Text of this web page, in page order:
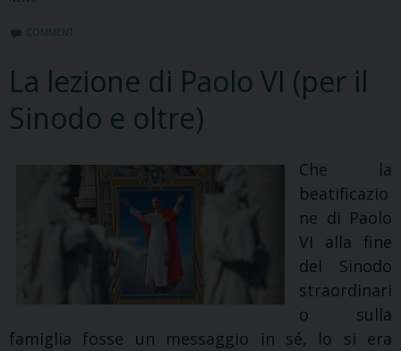
COMMENT
La lezione di Paolo VI (per il
Sinodo e oltre)
Che la
beatificazio
ne di Paolo
VI alla fine
del Sinodo
straordinari
o sulla
famiglia fosse un messaggio in sé, lo si era